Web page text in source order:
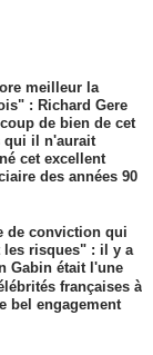
meilleur la
: Richard Gere
de bien de cet
qui il n'aurait
cet excellent
des années 90
de conviction qui
les risques" : il y a
Gabin était l'une
françaises à
bel engagement